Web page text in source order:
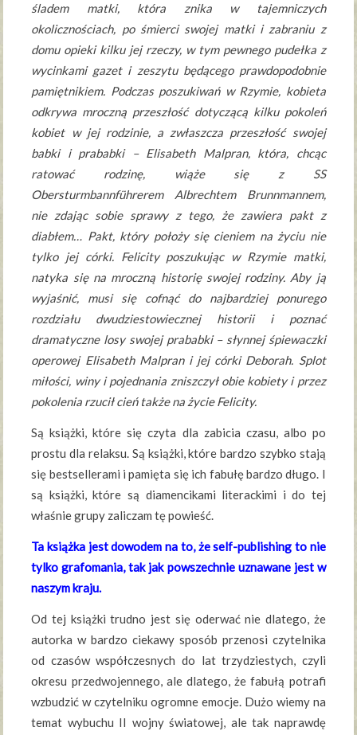
śladem matki, która znika w tajemniczych
okolicznościach, po śmierci swojej matki i zabraniu z
domu opieki kilku jej rzeczy, w tym pewnego pudełka z
wycinkami gazet i zeszytu będącego prawdopodobnie
pamiętnikiem. Podczas poszukiwań w Rzymie, kobieta
odkrywa mroczną przeszłość dotyczącą kilku pokoleń
kobiet w jej rodzinie, a zwłaszcza przeszłość swojej
babki i prababki – Elisabeth Malpran, która, chcąc
ratować rodzinę, wiąże się z SS
Obersturmbannführerem Albrechtem Brunnmannem,
nie zdając sobie sprawy z tego, że zawiera pakt z
diabłem… Pakt, który położy się cieniem na życiu nie
tylko jej córki. Felicity poszukując w Rzymie matki,
natyka się na mroczną historię swojej rodziny. Aby ją
wyjaśnić, musi się cofnąć do najbardziej ponurego
rozdziału dwudziestowiecznej historii i poznać
dramatyczne losy swojej prababki – słynnej śpiewaczki
operowej Elisabeth Malpran i jej córki Deborah. Splot
miłości, winy i pojednania zniszczył obie kobiety i przez
pokolenia rzucił cień także na życie Felicity.
Są książki, które się czyta dla zabicia czasu, albo po
prostu dla relaksu. Są książki, które bardzo szybko stają
się bestsellerami i pamięta się ich fabułę bardzo długo. I
są książki, które są diamencikami literackimi i do tej
właśnie grupy zaliczam tę powieść.
Ta książka jest dowodem na to, że self-publishing to nie
tylko grafomania, tak jak powszechnie uznawane jest w
naszym kraju.
Od tej książki trudno jest się oderwać nie dlatego, że
autorka w bardzo ciekawy sposób przenosi czytelnika
od czasów współczesnych do lat trzydziestych, czyli
okresu przedwojennego, ale dlatego, że fabułą potrafi
wzbudzić w czytelniku ogromne emocje. Dużo wiemy na
temat wybuchu II wojny światowej, ale tak naprawdę